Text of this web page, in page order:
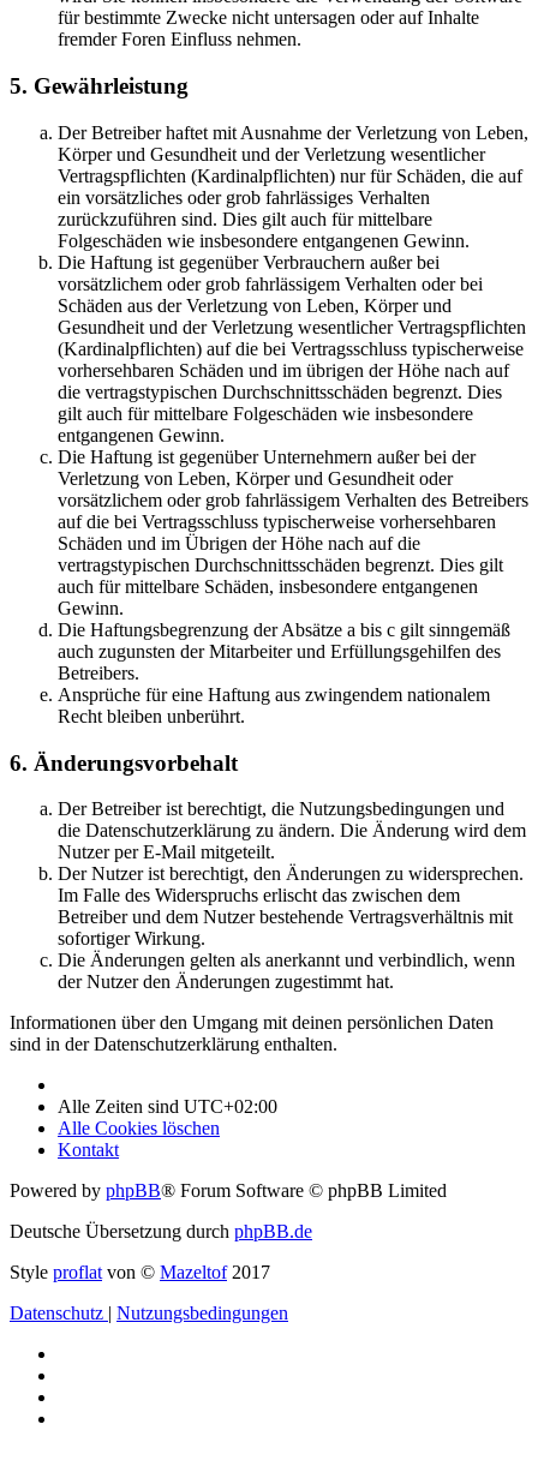
für bestimmte Zwecke nicht untersagen oder auf Inhalte
fremder Foren Einfluss nehmen.
5. Gewährleistung
Der Betreiber haftet mit Ausnahme der Verletzung von Leben,
Körper und Gesundheit und der Verletzung wesentlicher
Vertragspflichten (Kardinalpflichten) nur für Schäden, die auf
ein vorsätzliches oder grob fahrlässiges Verhalten
zurückzuführen sind. Dies gilt auch für mittelbare
Folgeschäden wie insbesondere entgangenen Gewinn.
Die Haftung ist gegenüber Verbrauchern außer bei
vorsätzlichem oder grob fahrlässigem Verhalten oder bei
Schäden aus der Verletzung von Leben, Körper und
Gesundheit und der Verletzung wesentlicher Vertragspflichten
(Kardinalpflichten) auf die bei Vertragsschluss typischerweise
vorhersehbaren Schäden und im übrigen der Höhe nach auf
die vertragstypischen Durchschnittsschäden begrenzt. Dies
gilt auch für mittelbare Folgeschäden wie insbesondere
entgangenen Gewinn.
Die Haftung ist gegenüber Unternehmern außer bei der
Verletzung von Leben, Körper und Gesundheit oder
vorsätzlichem oder grob fahrlässigem Verhalten des Betreibers
auf die bei Vertragsschluss typischerweise vorhersehbaren
Schäden und im Übrigen der Höhe nach auf die
vertragstypischen Durchschnittsschäden begrenzt. Dies gilt
auch für mittelbare Schäden, insbesondere entgangenen
Gewinn.
Die Haftungsbegrenzung der Absätze a bis c gilt sinngemäß
auch zugunsten der Mitarbeiter und Erfüllungsgehilfen des
Betreibers.
Ansprüche für eine Haftung aus zwingendem nationalem
Recht bleiben unberührt.
6. Änderungsvorbehalt
Der Betreiber ist berechtigt, die Nutzungsbedingungen und
die Datenschutzerklärung zu ändern. Die Änderung wird dem
Nutzer per E-Mail mitgeteilt.
Der Nutzer ist berechtigt, den Änderungen zu widersprechen.
Im Falle des Widerspruchs erlischt das zwischen dem
Betreiber und dem Nutzer bestehende Vertragsverhältnis mit
sofortiger Wirkung.
Die Änderungen gelten als anerkannt und verbindlich, wenn
der Nutzer den Änderungen zugestimmt hat.
Informationen über den Umgang mit deinen persönlichen Daten
sind in der Datenschutzerklärung enthalten.
Alle Zeiten sind UTC+02:00
Alle Cookies löschen
Kontakt
Powered by phpBB® Forum Software © phpBB Limited
Deutsche Übersetzung durch phpBB.de
Style proflat von © Mazeltof2017
Datenschutz | Nutzungsbedingungen